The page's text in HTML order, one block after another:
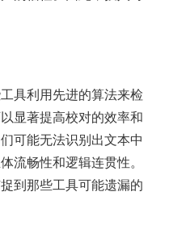
具利用先进的算法来检
显著提高校对的效率和
可能无法识别出文本中
流畅性和逻辑连贯性。
到那些工具可能遗漏的